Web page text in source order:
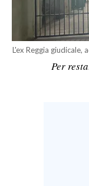
SPORT IN
L'ex Reggia
Per